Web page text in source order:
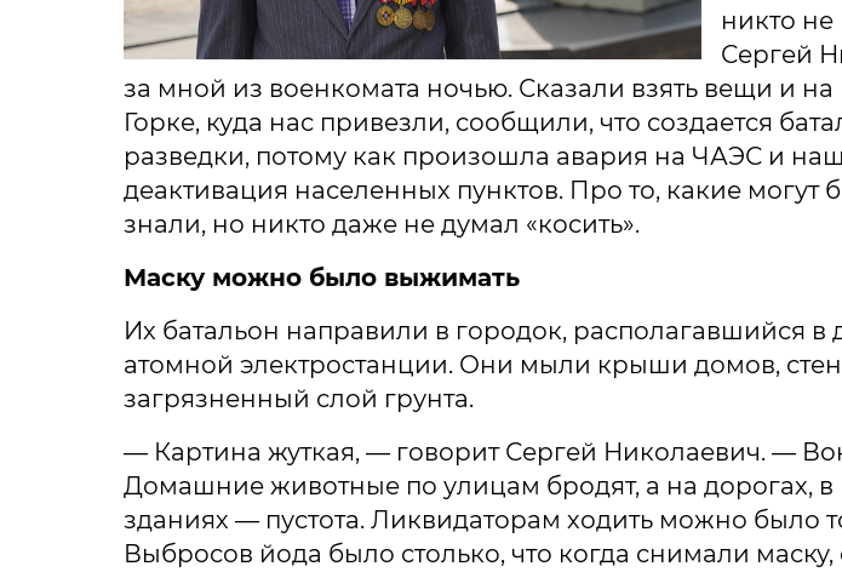
никто
Сергей
за мной из военкомата ночью. Сказали взять вещи и
Горке, куда нас привезли, сообщили, что создается
разведки, потому как произошла авария на ЧАЭС и
деактивация населенных пунктов. Про то, какие могут
знали, но никто даже не думал «косить».
Маску можно было выжимать
Их батальон направили в городок, располагавшийся в
атомной электростанции. Они мыли крыши домов,
загрязненный слой грунта.
— Картина жуткая, — говорит Сергей Николаевич. —
Домашние животные по улицам бродят, а на дорогах, в
зданиях — пустота. Ликвидаторам ходить можно было
Выбросов йода было столько, что когда снимали